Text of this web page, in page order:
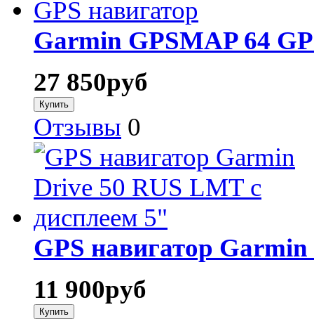
Garmin GPSMAP 64
27 850руб
Отзывы 0
GPS навигатор
11 900руб